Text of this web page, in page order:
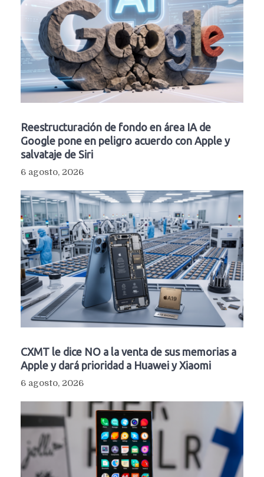
Reestructuración de fondo en área IA de
Google pone en peligro acuerdo con Apple y
salvataje de Siri
6 agosto, 2026
CXMT le dice NO a la venta de sus memorias a
Apple y dará prioridad a Huawei y Xiaomi
6 agosto, 2026